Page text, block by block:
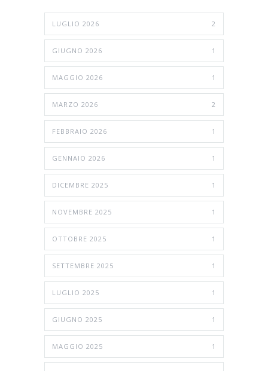
LUGLIO 2026 2
GIUGNO 2026 1
MAGGIO 2026 1
MARZO 2026 2
FEBBRAIO 2026 1
GENNAIO 2026 1
DICEMBRE 2025 1
NOVEMBRE 2025 1
OTTOBRE 2025 1
SETTEMBRE 2025 1
LUGLIO 2025 1
GIUGNO 2025 1
MAGGIO 2025 1